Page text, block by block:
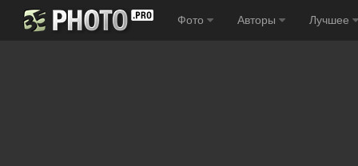
Фото Авторы Лучшее